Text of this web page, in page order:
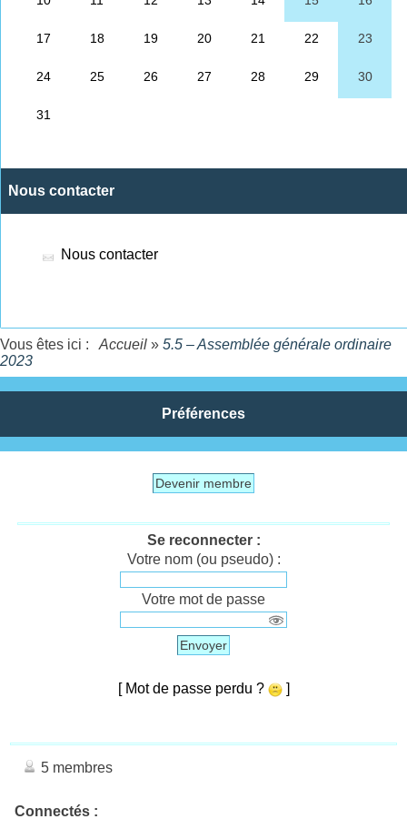
Nous contacter
Nous contacter
Vous êtes ici : Accueil » 5.5 – Assemblée générale ordinaire
2023
Préférences
Devenir membre
Se reconnecter :
Votre nom (ou pseudo) :
Votre mot de passe
Envoyer
[ Mot de passe perdu ? ]
5 membres
Connectés :